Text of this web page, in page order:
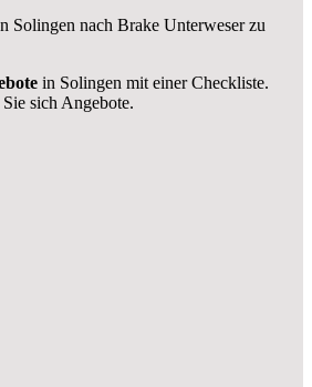
Solingen nach Brake Unterweser zu
in Solingen mit einer Checkliste.
sich Angebote.